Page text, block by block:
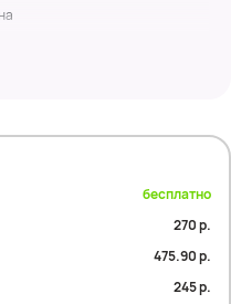
бесплатно
270 р.
475.90 р.
245 р.